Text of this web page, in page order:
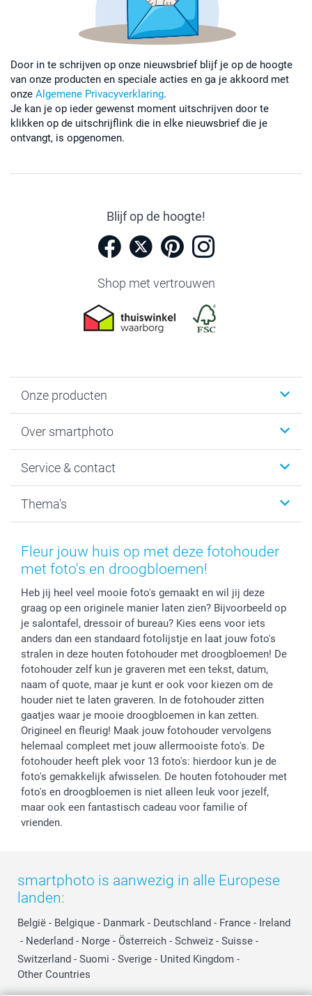
Door in te schrijven op onze nieuwsbrief blijf je op de hoogte
van onze producten en speciale acties en ga je akkoord met
onze Algemene Privacyverklaring.
Je kan je op ieder gewenst moment uitschrijven door te
klikken op de uitschrijflink die in elke nieuwsbrief die je
ontvangt, is opgenomen.
Blijf op de hoogte!
Shop met vertrouwen
Onze producten
Fotoboeken
Fotocadeaus
Kaarten
Over smartphoto
Vacatures
Bestelproces
Herroepingsrecht
Privacy
Reviews
Prijslijst
Investor Relations
Service & contact
Tevredenheidsgarantie
Mijn orderstatus
smartbonus
service@smartphoto.nl
Affiliate partnerprogramma
Partnerships
Influencer partnerprogramma
Thema's
Baby
Moederdag
Huwelijk
Fleur jouw huis op met deze fotohouder
met foto's en droogbloemen!
Heb jij heel veel mooie foto's gemaakt en wil jij deze
graag op een originele manier laten zien? Bijvoorbeeld op
je salontafel, dressoir of bureau? Kies eens voor iets
anders dan een standaard fotolijstje en laat jouw foto's
stralen in deze houten fotohouder met droogbloemen! De
fotohouder zelf kun je graveren met een tekst, datum,
naam of quote, maar je kunt er ook voor kiezen om de
houder niet te laten graveren. In de fotohouder zitten
gaatjes waar je mooie droogbloemen in kan zetten.
Origineel en fleurig! Maak jouw fotohouder vervolgens
helemaal compleet met jouw allermooiste foto's. De
fotohouder heeft plek voor 13 foto's: hierdoor kun je de
foto's gemakkelijk afwisselen. De houten fotohouder met
foto's en droogbloemen is niet alleen leuk voor jezelf,
maar ook een fantastisch cadeau voor familie of
vrienden.
smartphoto is aanwezig in alle Europese
landen:
België - Belgique - Danmark - Deutschland - France - Ireland
- Nederland - Norge - Österreich - Schweiz - Suisse -
Switzerland - Suomi - Sverige - United Kingdom -
Other Countries